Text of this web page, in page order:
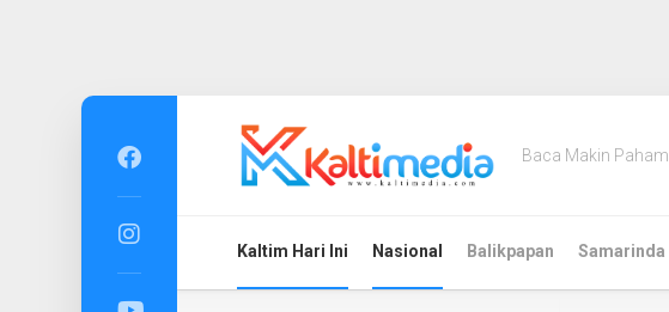
Baca Makin Paham
Kaltim Hari Ini Nasional Balikpapan Samarinda